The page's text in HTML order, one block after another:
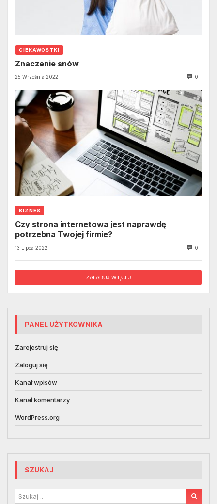
CIEKAWOSTKI
Znaczenie snów
25 Września 2022 0
BIZNES
Czy strona internetowa jest naprawdę
potrzebna Twojej firmie?
13 Lipca 2022 0
ZAŁADUJ WIĘCEJ
PANEL UŻYTKOWNIKA
Zarejestruj się
Zaloguj się
Kanał wpisów
Kanał komentarzy
WordPress.org
SZUKAJ